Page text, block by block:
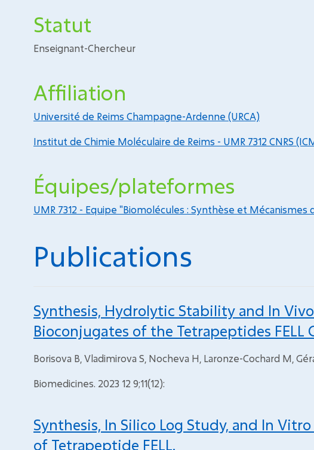
Statut
Enseignant-Chercheur
Affiliation
Université de Reims Champagne-Ardenne (URCA)
Institut de Chimie Moléculaire de Reims - UMR 7312 CNRS
Équipes/plateformes
UMR 7312 - Equipe "Biomolécules : Synthèse et Mécanismes
Publications
Synthesis, Hydrolytic Stability and In
Bioconjugates of the Tetrapeptides FELL
Borisova B, Vladimirova S, Nocheva H, Laronze-Cochard M,
Biomedicines. 2023 12 9;11(12):
Synthesis, In Silico Log Study, and In
of Tetrapeptide FELL.